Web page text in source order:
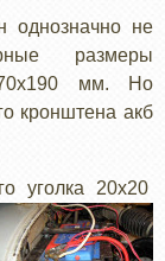
однозначно не
размеры
мм. Но
кронштена акб
уголка 20х20